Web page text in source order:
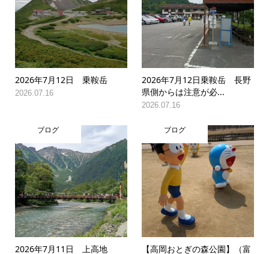
2026年7月12日 乗鞍岳
2026.07.16
2026年7月12日乗鞍岳 長野
県側からは注意が必...
2026.07.16
ブログ
2026年7月11日 上高地
ブログ
【高岡おとぎの森公園】（富